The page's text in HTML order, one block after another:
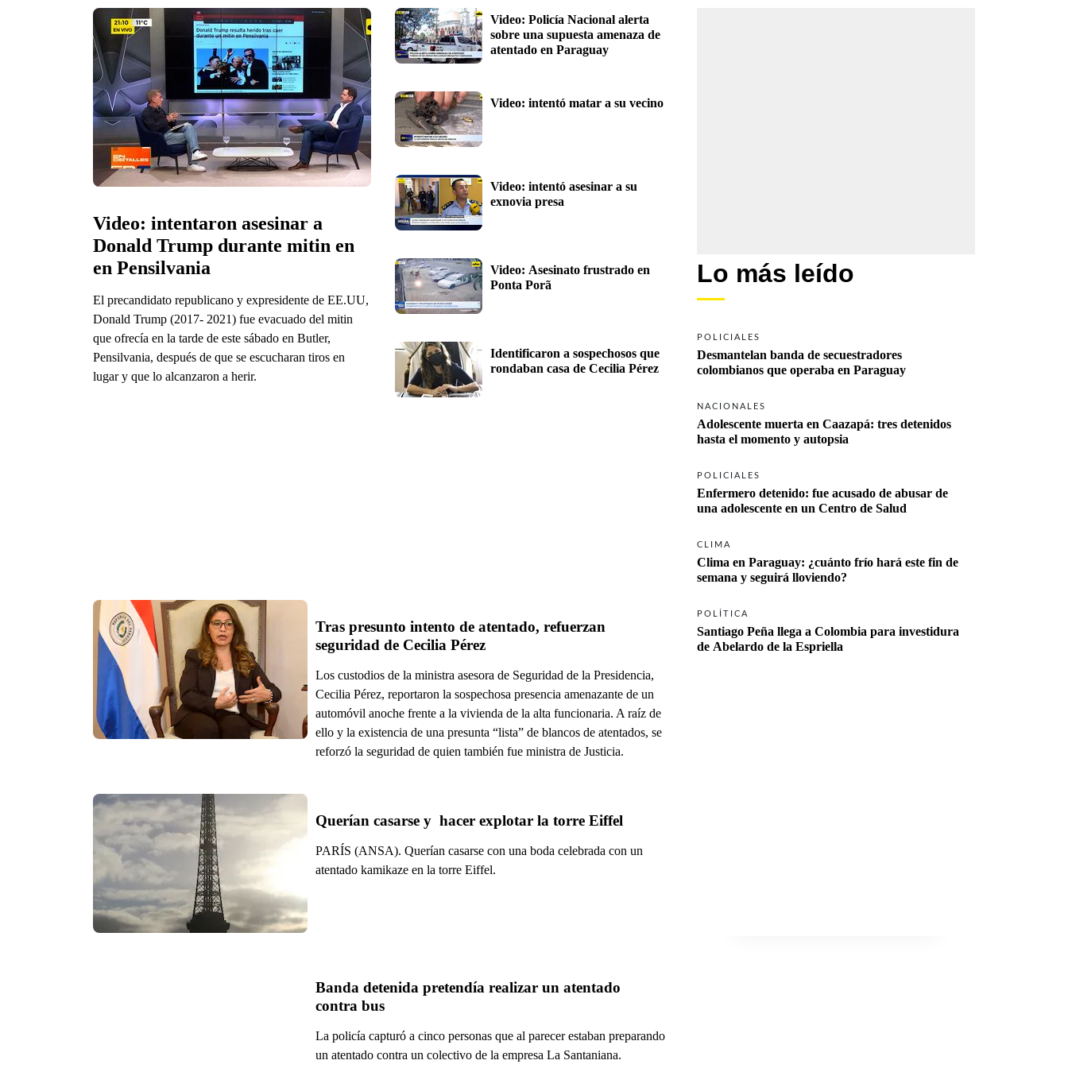
Video: intentaron asesinar a
Donald Trump durante mitin en
en Pensilvania
El precandidato republicano y expresidente de EE.UU,
Donald Trump (2017- 2021) fue evacuado del mitin
que ofrecía en la tarde de este sábado en Butler,
Pensilvania, después de que se escucharan tiros en
lugar y que lo alcanzaron a herir.
Video: Policía Nacional alerta
sobre una supuesta amenaza de
atentado en Paraguay
Video: intentó matar a su vecino
Video: intentó asesinar a su
exnovia presa
Video: Asesinato frustrado en
Ponta Porã
Identificaron a sospechosos que
rondaban casa de Cecilia Pérez
Tras presunto intento de atentado, refuerzan
seguridad de Cecilia Pérez
Los custodios de la ministra asesora de Seguridad de la Presidencia,
Cecilia Pérez, reportaron la sospechosa presencia amenazante de un
automóvil anoche frente a la vivienda de la alta funcionaria. A raíz de
ello y la existencia de una presunta “lista” de blancos de atentados, se
reforzó la seguridad de quien también fue ministra de Justicia.
Querían casarse y  hacer explotar la torre Eiffel
PARÍS (ANSA). Querían casarse con una boda celebrada con un
atentado kamikaze en la torre Eiffel.
Banda detenida pretendía realizar un atentado
contra bus
La policía capturó a cinco personas que al parecer estaban preparando
un atentado contra un colectivo de la empresa La Santaniana.
Lo más leído
POLICIALES
Desmantelan banda de secuestradores
colombianos que operaba en Paraguay
NACIONALES
Adolescente muerta en Caazapá: tres detenidos
hasta el momento y autopsia
POLICIALES
Enfermero detenido: fue acusado de abusar de
una adolescente en un Centro de Salud
CLIMA
Clima en Paraguay: ¿cuánto frío hará este fin de
semana y seguirá lloviendo?
POLÍTICA
Santiago Peña llega a Colombia para investidura
de Abelardo de la Espriella